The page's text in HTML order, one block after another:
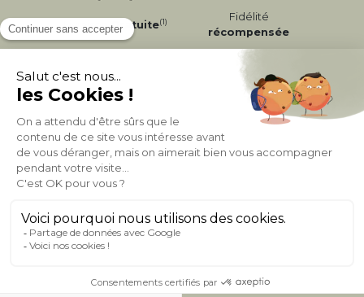
LivraisonGratuite(1)
Fidélité
récompensée
Expéditionen
24/72h
Appel gratuit
0 20 88 04 14
À PROPOS DE MILIBOO
AIDE & CONTACT